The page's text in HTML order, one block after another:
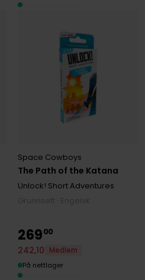
The Path of the Katana
Space Cowboys
Unlock! Short Adventures
26900
242,10
Medlem
På nettlager